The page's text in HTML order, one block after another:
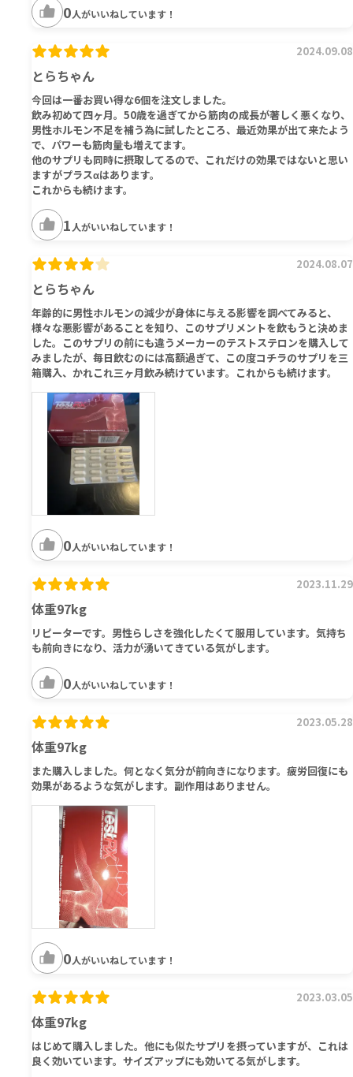
0人がいいねしています！
とらちゃん
2024.09.08
今回は一番お買い得な6個を注文しました。
飲み初めて四ヶ月。50歳を過ぎてから筋肉の成長が著しく悪くなり、
男性ホルモン不足を補う為に試したところ、最近効果が出て来たよう
で、パワーも筋肉量も増えてます。
他のサプリも同時に摂取してるので、これだけの効果ではないと思い
ますがプラスαはあります。
これからも続けます。
1 人がいいねしています！
とらちゃん
2024.08.07
年齢的に男性ホルモンの減少が身体に与える影響を調べてみると、
様々な悪影響があることを知り、このサプリメントを飲もうと決めま
した。このサプリの前にも違うメーカーのテストステロンを購入して
みましたが、毎日飲むのには高額過ぎて、この度コチラのサプリを三
箱購入、かれこれ三ヶ月飲み続けています。これからも続けます。
0人がいいねしています！
体重97kg
2023.11.29
リピーターです。男性らしさを強化したくて服用しています。気持ち
も前向きになり、活力が湧いてきている気がします。
0人がいいねしています！
体重97kg
2023.05.28
また購入しました。何となく気分が前向きになります。疲労回復にも
効果があるような気がします。副作用はありません。
0人がいいねしています！
体重97kg
2023.03.05
はじめて購入しました。他にも似たサプリを摂っていますが、これは
良く効いています。サイズアップにも効いてる気がします。